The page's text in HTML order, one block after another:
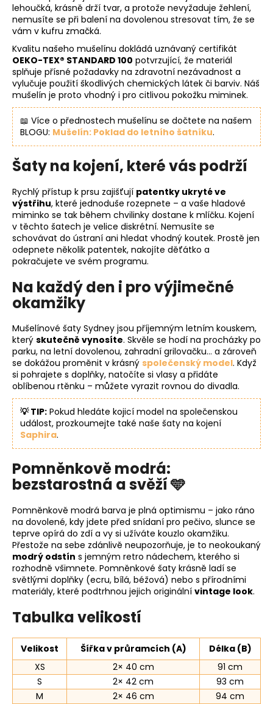
lehoučká, krásně drží tvar, a protože nevyžaduje žehlení,
nemusíte se při balení na dovolenou stresovat tím, že se
vám v kufru zmačká.
Kvalitu našeho mušelínu dokládá uznávaný certifikát
OEKO-TEX® STANDARD 100 potvrzující, že materiál
splňuje přísné požadavky na zdravotní nezávadnost a
vylučuje použití škodlivých chemických látek či barviv. Náš
mušelín je proto vhodný i pro citlivou pokožku miminek.
📖 Více o přednostech mušelínu se dočtete na našem
BLOGU: Mušelín: Poklad do letního šatníku.
Šaty na kojení, které vás podrží
Rychlý přístup k prsu zajišťují patentky ukryté ve
výstřihu, které jednoduše rozepnete – a vaše hladové
miminko se tak během chvilinky dostane k mlíčku. Kojení
v těchto šatech je velice diskrétní. Nemusíte se
schovávat do ústraní ani hledat vhodný koutek. Prostě jen
odepnete několik patentek, nakojíte děťátko a
pokračujete ve svém programu.
Na každý den i pro výjimečné
okamžiky
Mušelínové šaty Sydney jsou příjemným letním kouskem,
který skutečně vynosíte. Skvěle se hodí na procházky po
parku, na letní dovolenou, zahradní grilovačku… a zároveň
se dokážou proměnit v krásný společenský model. Když
si pohrajete s doplňky, natočíte si vlasy a přidáte
oblíbenou rtěnku – můžete vyrazit rovnou do divadla.
💡 TIP: Pokud hledáte kojicí model na společenskou
událost, prozkoumejte také naše šaty na kojení
Saphira.
Pomněnkově modrá:
bezstarostná a svěží 🩵
Pomněnkově modrá barva je plná optimismu – jako ráno
na dovolené, kdy jdete před snídaní pro pečivo, slunce se
teprve opírá do zdí a vy si užíváte kouzlo okamžiku.
Přestože na sebe zdánlivě neupozorňuje, je to neokoukaný
modrý odstín s jemným retro nádechem, kterého si
rozhodně všimnete. Pomněnkové šaty krásně ladí se
světlými doplňky (ecru, bílá, béžová) nebo s přírodními
materiály, které podtrhnou jejich originální vintage look.
Tabulka velikostí
Velikost Šířka v průramcích (A)
Délka (B)
XS
2× 40 cm
91 cm
S
2× 42 cm
93 cm
M
2× 46 cm
94 cm